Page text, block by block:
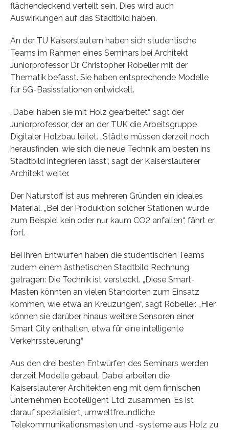
flächendeckend verteilt sein. Dies wird auch
Auswirkungen auf das Stadtbild haben.
An der TU Kaiserslautern haben sich studentische
Teams im Rahmen eines Seminars bei Architekt
Juniorprofessor Dr. Christopher Robeller mit der
Thematik befasst. Sie haben entsprechende Modelle
für 5G-Basisstationen entwickelt.
„Dabei haben sie mit Holz gearbeitet“, sagt der
Juniorprofessor, der an der TUK die Arbeitsgruppe
Digitaler Holzbau leitet. „Städte müssen derzeit noch
herausfinden, wie sich die neue Technik am besten ins
Stadtbild integrieren lässt“, sagt der Kaiserslauterer
Architekt weiter.
Der Naturstoff ist aus mehreren Gründen ein ideales
Material. „Bei der Produktion solcher Stationen würde
zum Beispiel kein oder nur kaum CO2 anfallen“, fährt er
fort.
Bei ihren Entwürfen haben die studentischen Teams
zudem einem ästhetischen Stadtbild Rechnung
getragen: Die Technik ist versteckt. „Diese Smart-
Masten könnten an vielen Standorten zum Einsatz
kommen, wie etwa an Kreuzungen“, sagt Robeller. „Hier
können sie darüber hinaus weitere Sensoren einer
Smart City enthalten, etwa für eine intelligente
Verkehrssteuerung.“
Aus den drei besten Entwürfen des Seminars werden
derzeit Modelle gebaut. Dabei arbeiten die
Kaiserslauterer Architekten eng mit dem finnischen
Unternehmen Ecotelligent Ltd. zusammen. Es ist
darauf spezialisiert, umweltfreundliche
Telekommunikationsmasten und -systeme aus Holz zu